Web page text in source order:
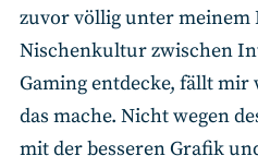
zuvor völlig unter meinem
Nischenkultur zwischen
Gaming entdecke, fällt
das mache. Nicht wegen
mit der besseren Grafik